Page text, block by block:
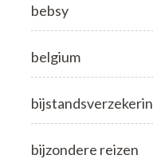
bebsy
belgium
bijzondere reizen